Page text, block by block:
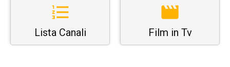
Lista Canali Film in Tv